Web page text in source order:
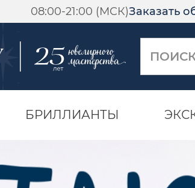
08:00-21:00 (МСК)Заказать
БРИЛЛИАНТЫ